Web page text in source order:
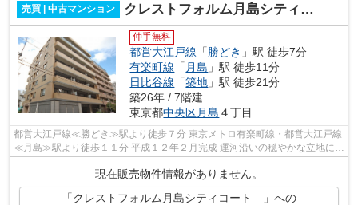
売買 | 中古マンション クレストフォルム月島シティコート
仲手無料
都営大江戸線 「 勝どき 」駅 徒歩7分
有楽町線 「 月島 」駅 徒歩11分
日比谷線 「築地 」駅 徒歩21分
築26年 / 7階建
東京都中央区月島 ４丁目
都営大江戸線≪勝どき≫駅より徒歩７分 東京メトロ有楽町線・都営大江戸線
≪月島≫駅より徒歩１１分 平成１２年２月完成 運河沿いの穏やかな立地に佇
む 平成２５年２月、大規模修繕工事...
現在販売物件情報がありません。
「クレストフォルム月島シティコート 」への